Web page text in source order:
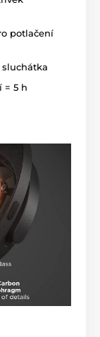
potlačení
= 5 h